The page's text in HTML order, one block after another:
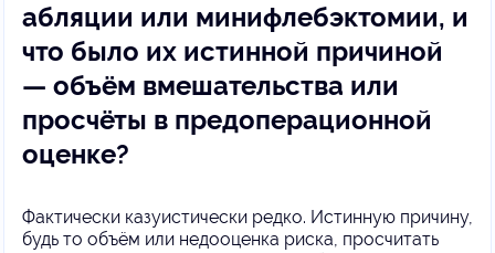
абляции или минифлебэктомии, и
что было их истинной причиной
— объём вмешательства или
просчёты в предоперационной
оценке?
Фактически казуистически редко. Истинную причину,
будь то объём или недооценка риска, просчитать